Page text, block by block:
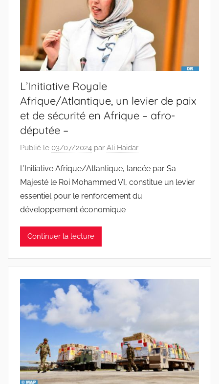
L’Initiative Royale
Afrique/Atlantique, un levier de paix
et de sécurité en Afrique – afro-
députée –
Publié le 03/07/2024 par Ali Haidar
L’Initiative Afrique/Atlantique, lancée par Sa
Majesté le Roi Mohammed VI, constitue un levier
essentiel pour le renforcement du
développement économique
Continuer la lecture